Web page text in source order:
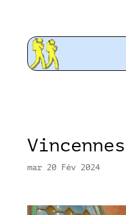
mar 20 Fév 2024